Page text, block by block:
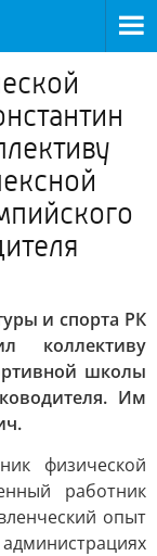
и спорта РК
коллективу
школы
Им
физической
работник
опыт